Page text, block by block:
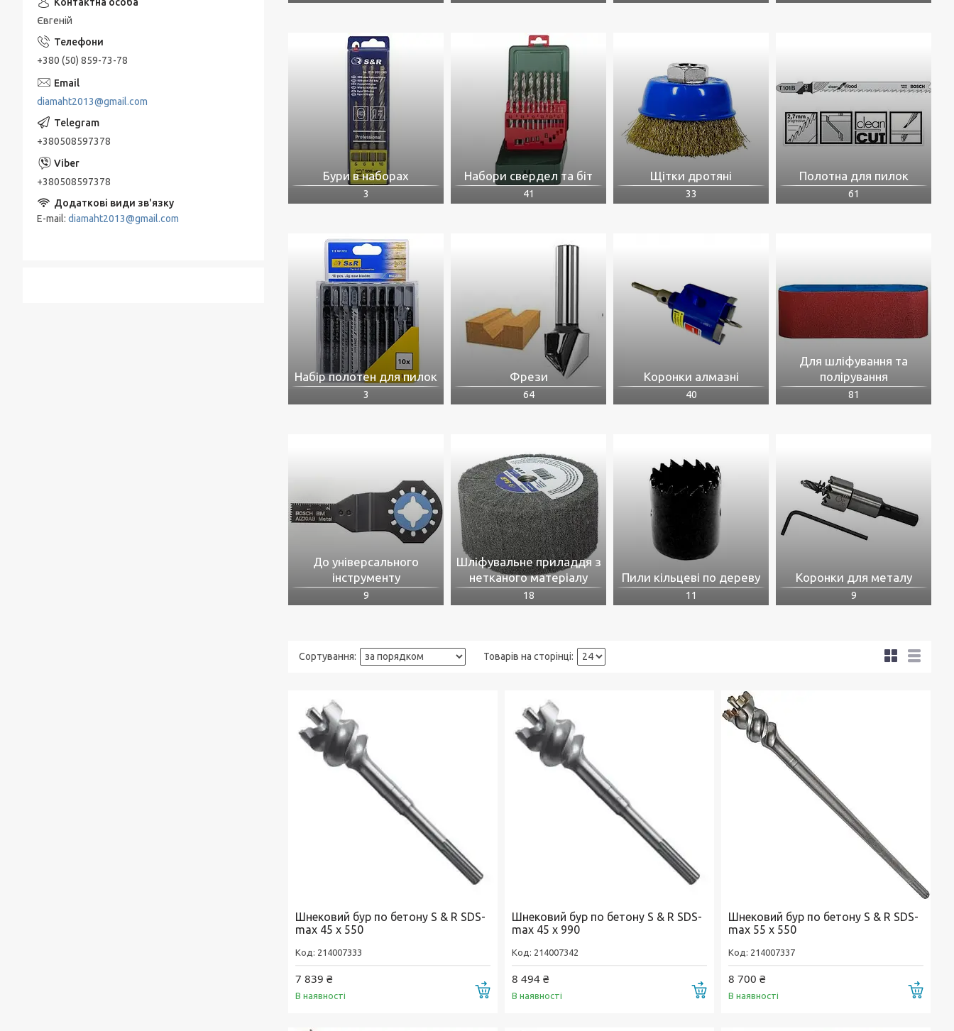
Бури в наборах
3
Набори свердел та біт
41
Щітки дротяні
33
Полотна для пилок
61
Набір полотен для пилок
3
Фрези
64
Коронки алмазні
40
Для шліфування та
полірування
81
До універсального
інструменту
9
Шліфувальне приладдя з
нетканого матеріалу
18
Пили кільцеві по дереву
11
Коронки для металу
9
Шнековий бур по бетону S & R SDS-
max 45 х 550
214007333
7 839 ₴
В наявності Купити
Шнековий бур по бетону S & R SDS-
max 45 х 990
214007342
8 494 ₴
В наявності Купити
Шнековий бур по бетону S & R SDS-
max 55 х 550
214007337
8 700 ₴
В наявності
Євгеній
+380 (50) 859-73-78
diamaht2013@gmail.com
+380508597378
+380508597378
E-mail diamaht2013@gmail.com